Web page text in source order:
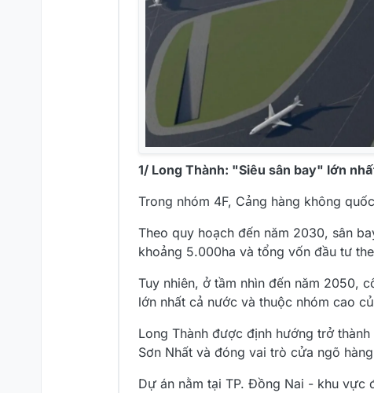
1/ Long Thành: "Siêu sân bay" lớn
Trong nhóm 4F, Cảng hàng không
Theo quy hoạch đến năm 2030, sân
khoảng 5.000ha và tổng vốn đầu tư
Tuy nhiên, ở tầm nhìn đến năm 2050,
lớn nhất cả nước và thuộc nhóm cao
Long Thành được định hướng trở
Sơn Nhất và đóng vai trò cửa ngõ
Dự án nằm tại TP. Đồng Nai - khu vực